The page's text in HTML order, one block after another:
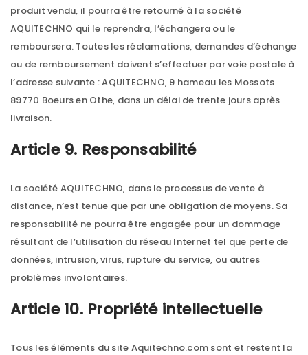
produit vendu, il pourra être retourné à la société
AQUITECHNO qui le reprendra, l’échangera ou le
remboursera. Toutes les réclamations, demandes d’échange
ou de remboursement doivent s’effectuer par voie postale à
l’adresse suivante : AQUITECHNO, 9 hameau les Mossots
89770 Boeurs en Othe, dans un délai de trente jours après
livraison.
Article 9. Responsabilité
La société AQUITECHNO, dans le processus de vente à
distance, n’est tenue que par une obligation de moyens. Sa
responsabilité ne pourra être engagée pour un dommage
résultant de l’utilisation du réseau Internet tel que perte de
données, intrusion, virus, rupture du service, ou autres
problèmes involontaires.
Article 10. Propriété intellectuelle
Tous les éléments du site Aquitechno.com sont et restent la